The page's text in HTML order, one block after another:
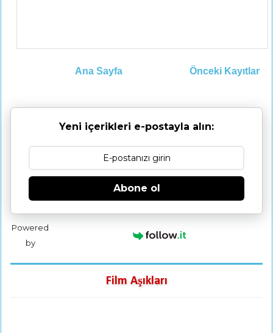
Önceki Kayıtlar
Ana Sayfa
Yeni içerikleri e-postayla alın:
Abone ol
Powered
by
Film Aşıkları